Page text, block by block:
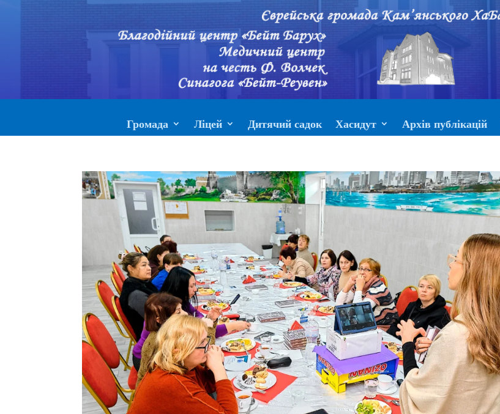
Громада Ліцей Дитячий садок Хасидут Архів публікацій